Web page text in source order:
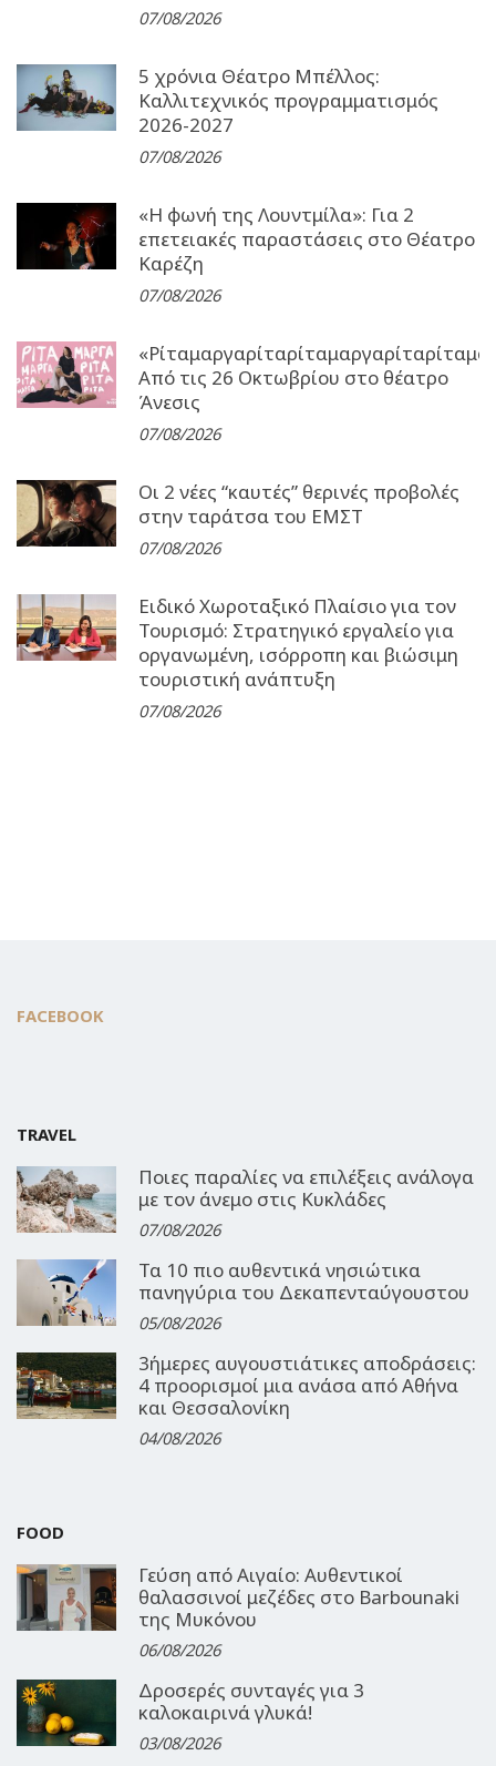
07/08/2026
5 χρόνια Θέατρο Μπέλλος:
Καλλιτεχνικός προγραμματισμός
2026-2027
07/08/2026
«Η φωνή της Λουντμίλα»: Για 2
επετειακές παραστάσεις στο Θέατρο
Καρέζη
07/08/2026
Από τις 26 Οκτωβρίου στο θέατρο
Άνεσις
07/08/2026
Οι 2 νέες “καυτές” θερινές προβολές
στην ταράτσα του ΕΜΣΤ
07/08/2026
Ειδικό Χωροταξικό Πλαίσιο για τον
Τουρισμό: Στρατηγικό εργαλείο για
οργανωμένη, ισόρροπη και βιώσιμη
τουριστική ανάπτυξη
07/08/2026
FACEBOOK
TRAVEL
Ποιες παραλίες να επιλέξεις ανάλογα
με τον άνεμο στις Κυκλάδες
07/08/2026
Τα 10 πιο αυθεντικά νησιώτικα
πανηγύρια του Δεκαπενταύγουστου
05/08/2026
3ήμερες αυγουστιάτικες αποδράσεις:
4 προορισμοί μια ανάσα από Αθήνα
και Θεσσαλονίκη
04/08/2026
FOOD
Γεύση από Αιγαίο: Αυθεντικοί
θαλασσινοί μεζέδες στο Barbounaki
της Μυκόνου
06/08/2026
Δροσερές συνταγές για 3
καλοκαιρινά γλυκά!
03/08/2026